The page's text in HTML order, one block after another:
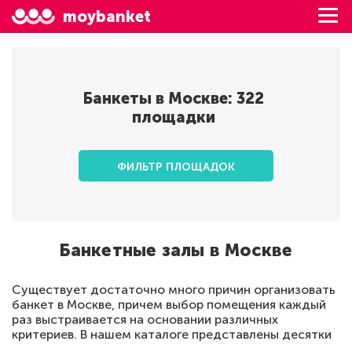
moybanket
Банкеты в Москве: 322
площадки
ФИЛЬТР ПЛОЩАДОК
Банкетные залы в Москве
Существует достаточно много причин организовать
банкет в Москве, причем выбор помещения каждый
раз выстраивается на основании различных
критериев. В нашем каталоге представлены десятки